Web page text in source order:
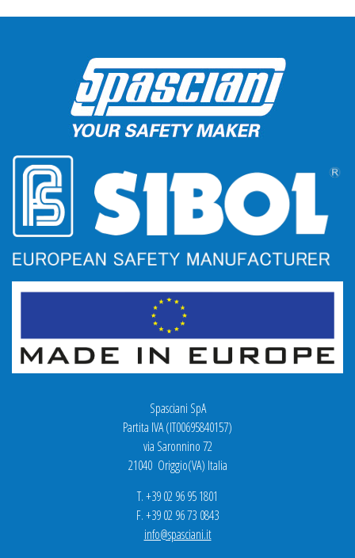
Spasciani SpA
Partita IVA (IT00695840157)
via Saronnino 72
21040 Origgio(VA) Italia
T. +39 02 96 95 1801
F. +39 02 96 73 0843
info@spasciani.it